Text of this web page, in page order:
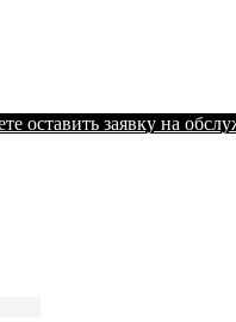
оставить заявку на